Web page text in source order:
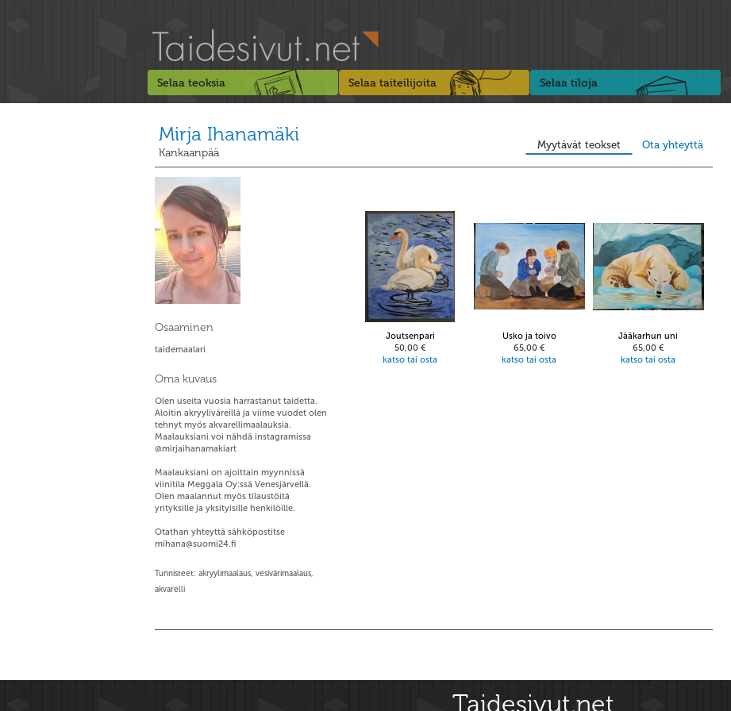
Selaa teoksia Selaa taiteilijoita Selaa tiloja
Mirja Ihanamäki
Kankaanpää
Myytävät teokset Ota yhteyttä
Osaaminen
taidemaalari
Oma kuvaus
Olen useita vuosia harrastanut taidetta.
Aloitin akryyliväreillä ja viime vuodet olen
tehnyt myös akvarellimaalauksia.
Maalauksiani voi nähdä instagramissa
@mirjaihanamakiart
Maalauksiani on ajoittain myynnissä
viinitila Meggala Oy:ssä Venesjärvellä.
Olen maalannut myös tilaustöitä
yrityksille ja yksityisille henkilöille.
Otathan yhteyttä sähköpostitse
mihana@suomi24.fi
Tunnisteet: akryylimaalaus, vesivärimaalaus,
akvarelli
Joutsenpari
50,00 €
katso tai osta
Usko ja toivo
65,00 €
katso tai osta
Jääkarhun uni
65,00 €
katso tai osta
Taidesivut.net